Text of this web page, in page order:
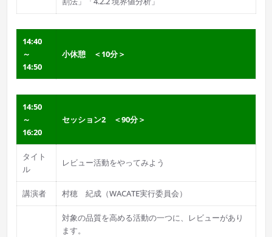
14:40
～
14:50
小休憩 ＜10分＞
14:50
～
16:20
セッション2 ＜90分＞
タイト
ル
レビュー活動をやってみよう
講演者 村穂 紀成（WACATE実行委員会）
対象の品質を高める活動の一つに、レビューがあり
ます。